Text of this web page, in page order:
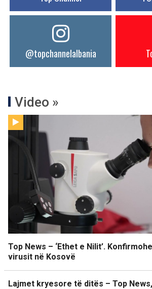
@topchannelalbania
Video »
Top News – ‘Ethet e Nilit’.
virusit në Kosovë
Lajmet kryesore të ditës – Top